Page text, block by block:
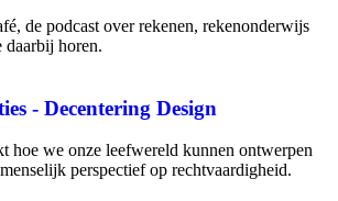
de podcast over rekenen, rekenonderwijs
daarbij horen.
- Decentering Design
hoe we onze leefwereld kunnen ontwerpen
perspectief op rechtvaardigheid.